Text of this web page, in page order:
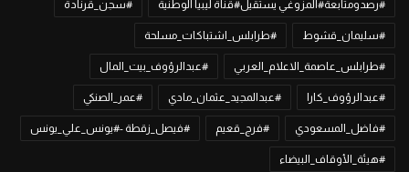
#رصدومتابعة#المزوغي يستقيل#قناة ليبيا الوطنية #سجن_قرنادة
#سليمان_قشوط #طرابلس_اشتباكات_مسلحة
#طرابلس_عاصمة_الاعلام_العربي #عبدالرؤوف_بيت_المال
#عبدالرؤوف_كارا #عبدالمجيد_عثمان_مادي #عمر_الصنكي
#فاضل_المسعودي #فرج_قعيم #فيصل_زقطة -#يونس_علي_يونس
#هيئة_الأوقاف_البيضاء